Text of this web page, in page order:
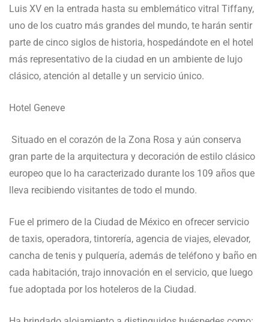
Luis XV en la entrada hasta su emblemático vitral Tiffany,
uno de los cuatro más grandes del mundo, te harán sentir
parte de cinco siglos de historia, hospedándote en el hotel
más representativo de la ciudad en un ambiente de lujo
clásico, atención al detalle y un servicio único.
Hotel Geneve
Situado en el corazón de la Zona Rosa y aún conserva
gran parte de la arquitectura y decoración de estilo clásico
europeo que lo ha caracterizado durante los 109 años que
lleva recibiendo visitantes de todo el mundo.
Fue el primero de la Ciudad de México en ofrecer servicio
de taxis, operadora, tintorería, agencia de viajes, elevador,
cancha de tenis y pulquería, además de teléfono y baño en
cada habitación, trajo innovación en el servicio, que luego
fue adoptada por los hoteleros de la Ciudad.